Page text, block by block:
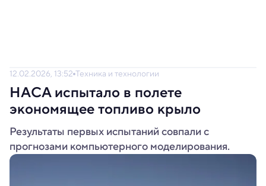
12.02.2026, 13:52 Техника и технологии
НАСА испытало в полете
экономящее топливо крыло
Результаты первых испытаний совпали с
прогнозами компьютерного моделирования.